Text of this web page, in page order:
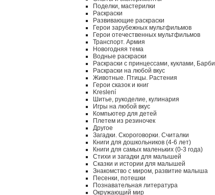
Поделки, мастерилки
Раскраски
Развивающие раскраски
Герои зарубежных мультфильмов
Герои отечественных мультфильмов
Транспорт. Армия
Новогодняя тема
Водные раскраски
Раскраски с принцессами, куклами, Барби
Раскраски на любой вкус
Животные. Птицы. Растения
Герои сказок и книг
Kreslení
Шитье, рукоделие, кулинария
Игры на любой вкус
Компьютер для детей
Плетем из резиночек
Другое
Загадки. Скороговорки. Считалки
Книги для дошкольников (4-6 лет)
Книги для самых маленьких (0-3 года)
Стихи и загадки для малышей
Сказки и истории для малышей
Знакомство с миром, развитие малыша
Песенки, потешки
Познавательная литература
Окружающий мир